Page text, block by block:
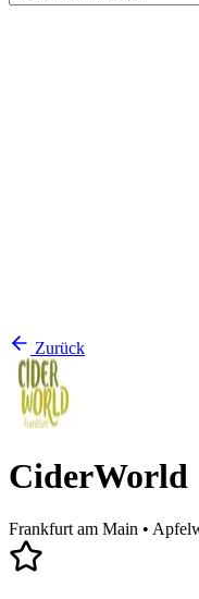
Zurück
CiderWorld
Frankfurt am Main •